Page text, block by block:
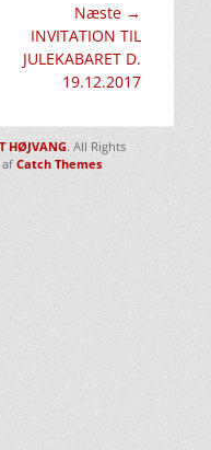
Næste →
INVITATION TIL
JULEKABARET D.
19.12.2017
HØJVANG. All Rights
af Catch Themes